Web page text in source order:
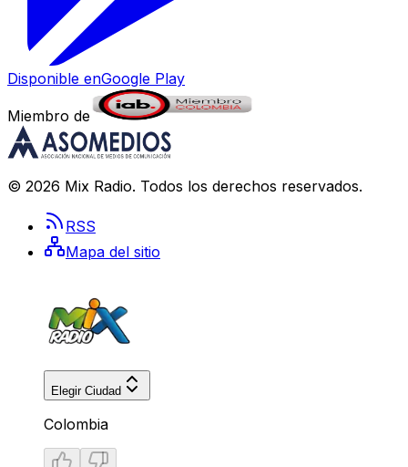
Disponible enGoogle Play
Miembro de
© 2026 Mix Radio. Todos los derechos reservados.
RSS
Mapa del sitio
Elegir Ciudad
Colombia